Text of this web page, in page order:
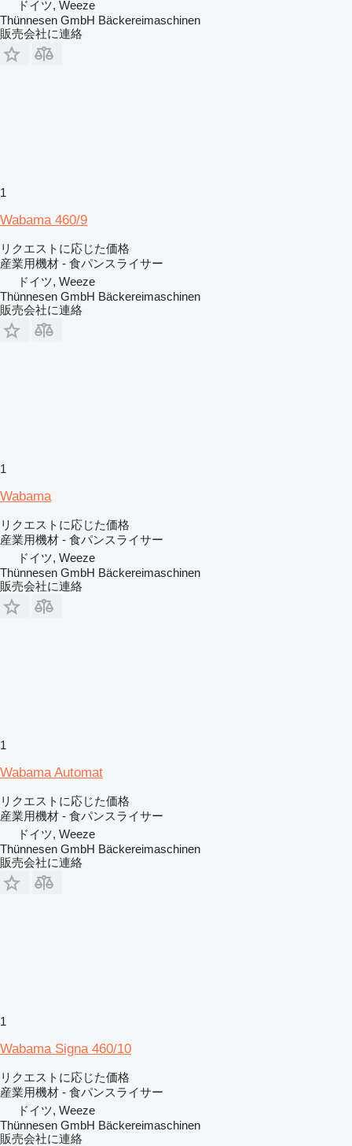
ドイツ, Weeze
Thünnesen GmbH Bäckereimaschinen
販売会社に連絡
1
Wabama 460/9
リクエストに応じた価格
産業用機材 - 食パンスライサー
ドイツ, Weeze
Thünnesen GmbH Bäckereimaschinen
販売会社に連絡
1
Wabama
リクエストに応じた価格
産業用機材 - 食パンスライサー
ドイツ, Weeze
Thünnesen GmbH Bäckereimaschinen
販売会社に連絡
1
Wabama Automat
リクエストに応じた価格
産業用機材 - 食パンスライサー
ドイツ, Weeze
Thünnesen GmbH Bäckereimaschinen
販売会社に連絡
1
Wabama Signa 460/10
リクエストに応じた価格
産業用機材 - 食パンスライサー
ドイツ, Weeze
Thünnesen GmbH Bäckereimaschinen
販売会社に連絡